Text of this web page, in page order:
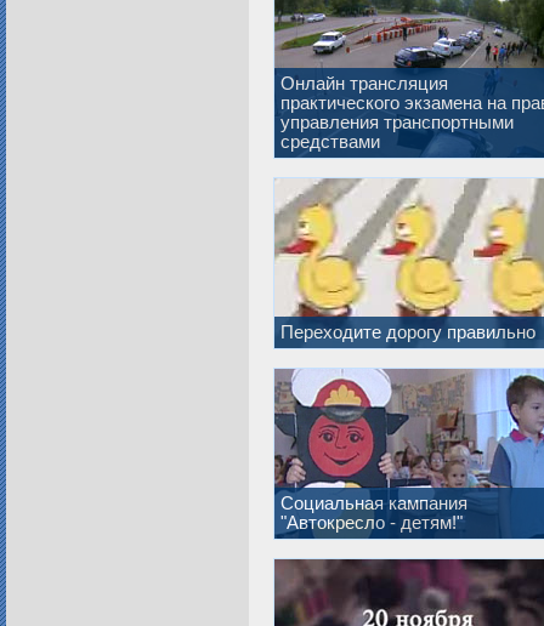
Онлайн трансляция
практического экзамена на
управления транспортными
средствами
Переходите дорогу правильно
Социальная кампания
"Автокресло - детям!"